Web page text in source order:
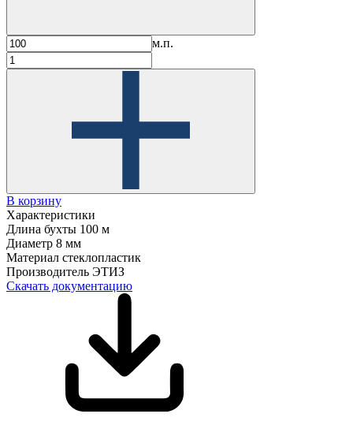
м.п.
В корзину
Характеристики
Длина бухты 100 м
Диаметр 8 мм
Материал стеклопластик
Производитель ЭТИЗ
Скачать документацию